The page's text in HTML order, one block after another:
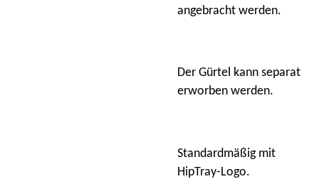
angebracht werden.
Der Gürtel kann separat
erworben werden.
Standardmäßig mit
HipTray-Logo.